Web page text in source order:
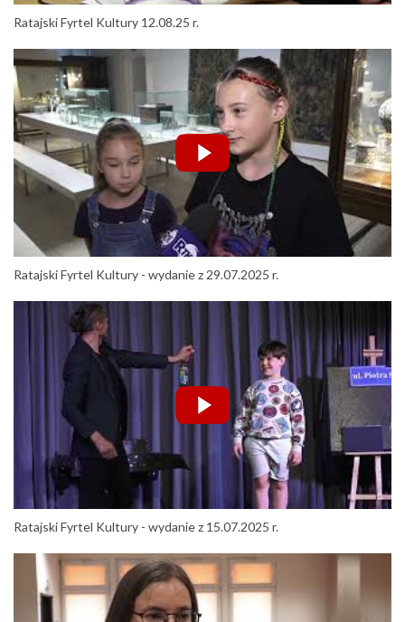
Ratajski Fyrtel Kultury 12.08.25 r.
Ratajski Fyrtel Kultury - wydanie z 29.07.2025 r.
Ratajski Fyrtel Kultury - wydanie z 15.07.2025 r.